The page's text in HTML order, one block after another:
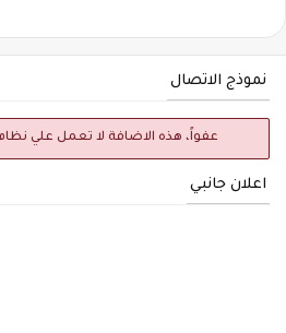
نموذج الاتصال
عفواً، هذه الاضافة لا تعمل علي
اعلان جانبي